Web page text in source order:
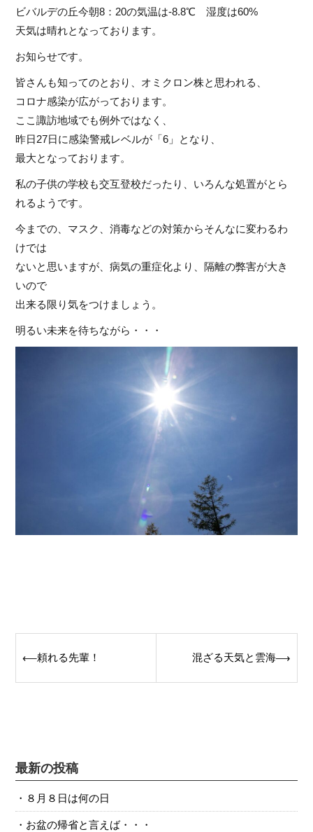
ビバルデの丘今朝8：20の気温は-8.8℃ 湿度は60%
天気は晴れとなっております。
お知らせです。
皆さんも知ってのとおり、オミクロン株と思われる、
コロナ感染が広がっております。
ここ諏訪地域でも例外ではなく、
昨日27日に感染警戒レベルが「6」となり、
最大となっております。
私の子供の学校も交互登校だったり、いろんな処置がとら
れるようです。
今までの、マスク、消毒などの対策からそんなに変わるわ
けでは
ないと思いますが、病気の重症化より、隔離の弊害が大き
いので
出来る限り気をつけましょう。
明るい未来を待ちながら・・・
Post
navigation
⟵頼れる先輩！ 混ざる天気と雲海⟶
最新の投稿
８月８日は何の日
お盆の帰省と言えば・・・